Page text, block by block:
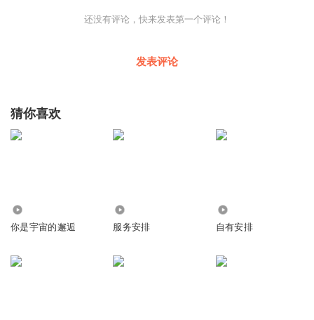
还没有评论，快来发表第一个评论！
发表评论
猜你喜欢
你是宇宙的邂逅 服务安排 自有安排